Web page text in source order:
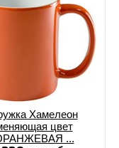
Хамелеон
цвет
...